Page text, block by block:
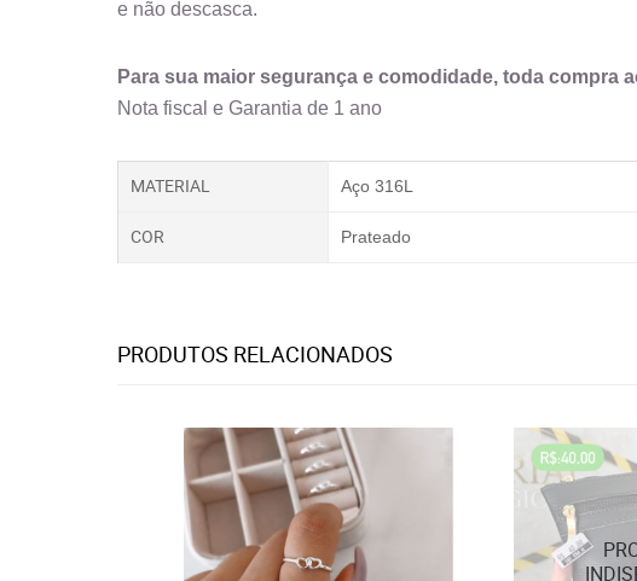
e não descasca.
Para sua maior segurança e comodidade, toda compra
Nota fiscal e Garantia de 1 ano
MATERIAL Aço 316L
COR Prateado
PRODUTOS RELACIONADOS